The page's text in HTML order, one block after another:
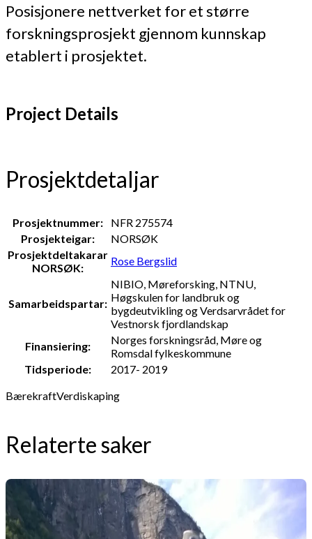
Posisjonere nettverket for et større
forskningsprosjekt gjennom kunnskap
etablert i prosjektet.
Project Details
Prosjektdetaljar
Prosjektnummer:
NFR 275574
Prosjekteigar:
NORSØK
Prosjektdeltakarar
NORSØK:
Rose Bergslid
Samarbeidspartar:
NIBIO, Møreforsking, NTNU,
Høgskulen for landbruk og
bygdeutvikling og Verdsarvrådet for
Vestnorsk fjordlandskap
Finansiering:
Norges forskningsråd, Møre og
Romsdal fylkeskommune
Tidsperiode:
2017- 2019
BærekraftVerdiskaping
Relaterte saker